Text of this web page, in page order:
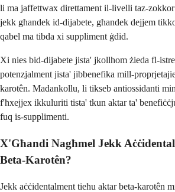
li ma jaffettwax direttament il-livelli taz-
jekk għandek id-dijabete, għandek dejjem
qabel ma tibda xi suppliment ġdid.
Xi nies bid-dijabete jista' jkollhom żieda fl-
potenzjalment jista' jibbenefika mill-
karotên. Madankollu, li tikseb antiossidanti
f'ħxejjex ikkuluriti tista' tkun aktar ta'
fuq is-supplimenti.
X'Għandi Nagħmel Jekk
Beta-Karotên?
Jekk aċċidentalment tieħu aktar beta-karotên